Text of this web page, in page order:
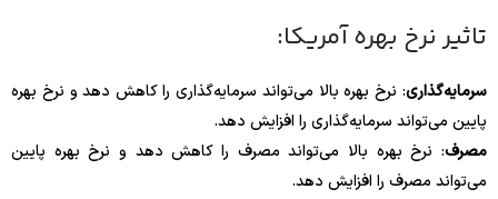
تاثیر نرخ بهره آمریکا:
سرمایه‌گذاری: نرخ بهره بالا می‌تواند سرمایه‌گذاری را کاهش دهد و نرخ بهره
پایین می‌تواند سرمایه‌گذاری را افزایش دهد.
مصرف: نرخ بهره بالا می‌تواند مصرف را کاهش دهد و نرخ بهره پایین
می‌تواند مصرف را افزایش دهد.